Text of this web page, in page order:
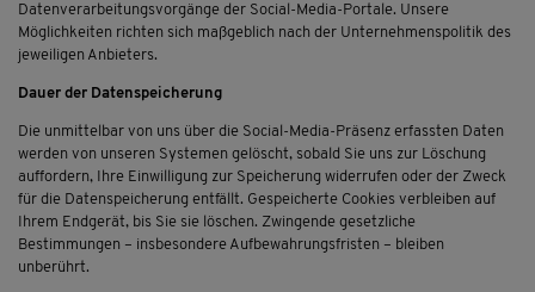
Datenverarbeitungsvorgänge der Social-Media-Portale. Unsere
Möglichkeiten richten sich maßgeblich nach der Unternehmenspolitik des
jeweiligen Anbieters.
Dauer der Datenspeicherung
Die unmittelbar von uns über die Social-Media-Präsenz erfassten Daten
werden von unseren Systemen gelöscht, sobald Sie uns zur Löschung
auffordern, Ihre Einwilligung zur Speicherung widerrufen oder der Zweck
für die Datenspeicherung entfällt. Gespeicherte Cookies verbleiben auf
Ihrem Endgerät, bis Sie sie löschen. Zwingende gesetzliche
Bestimmungen – insbesondere Aufbewahrungsfristen – bleiben
unberührt.